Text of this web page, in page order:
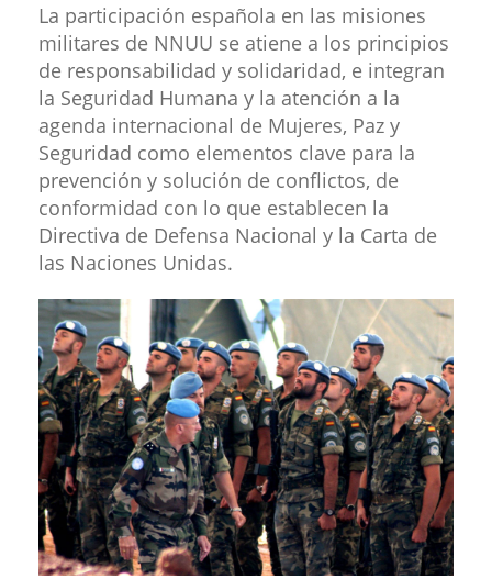
La participación española en las misiones
militares de NNUU se atiene a los principios
de responsabilidad y solidaridad, e integran
la Seguridad Humana y la atención a la
agenda internacional de Mujeres, Paz y
Seguridad como elementos clave para la
prevención y solución de conflictos, de
conformidad con lo que establecen la
Directiva de Defensa Nacional y la Carta de
las Naciones Unidas.